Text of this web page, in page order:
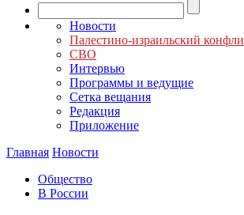
Новости
Палестино-израильский
СВО
Интервью
Программы и ведущие
Сетка вещания
Редакция
Приложение
Главная Новости
Общество
В России